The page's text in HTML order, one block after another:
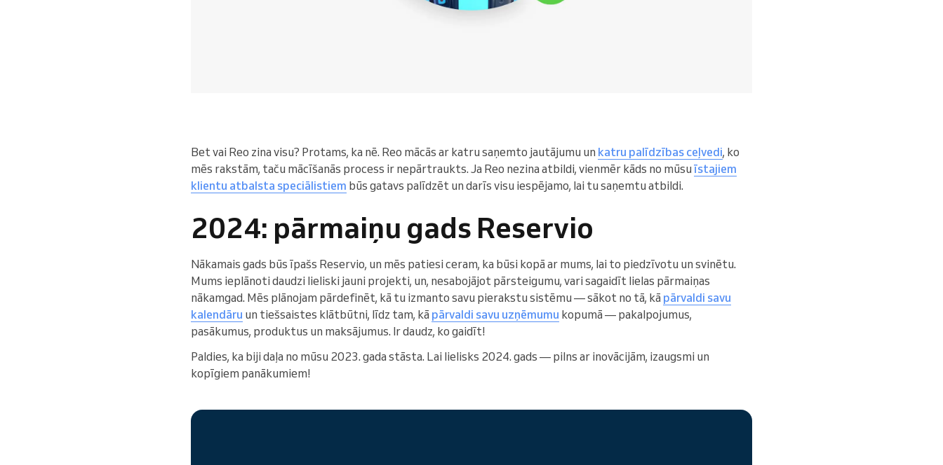
Bet vai Reo zina visu? Protams, ka nē. Reo mācās ar katru saņemto jautājumu un katru palīdzības ceļvedi, ko
mēs rakstām, taču mācīšanās process ir nepārtraukts. Ja Reo nezina atbildi, vienmēr kāds no mūsu īstajiem
klientu atbalsta speciālistiem būs gatavs palīdzēt un darīs visu iespējamo, lai tu saņemtu atbildi.
2024: pārmaiņu gads Reservio
Nākamais gads būs īpašs Reservio, un mēs patiesi ceram, ka būsi kopā ar mums, lai to piedzīvotu un svinētu.
Mums ieplānoti daudzi lieliski jauni projekti, un, nesabojājot pārsteigumu, vari sagaidīt lielas pārmaiņas
nākamgad. Mēs plānojam pārdefinēt, kā tu izmanto savu pierakstu sistēmu — sākot no tā, kā pārvaldi savu
kalendāru un tiešsaistes klātbūtni, līdz tam, kā pārvaldi savu uzņēmumu kopumā — pakalpojumus,
pasākumus, produktus un maksājumus. Ir daudz, ko gaidīt!
Paldies, ka biji daļa no mūsu 2023. gada stāsta. Lai lielisks 2024. gads — pilns ar inovācijām, izaugsmi un
kopīgiem panākumiem!